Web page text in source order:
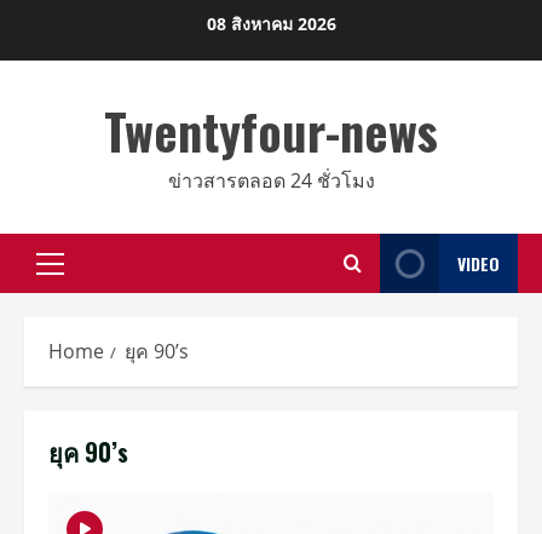
08 สิงหาคม 2026
Twentyfour-news
ข่าวสารตลอด 24 ชั่วโมง
Primary
VIDEO
Home ยุค 90’s
ยุค 90’s